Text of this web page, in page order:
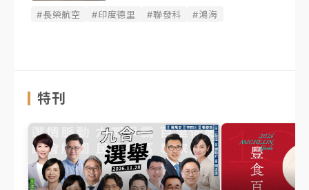
#長榮航空 #印度德里 #聯發科 #鴻海
特刊